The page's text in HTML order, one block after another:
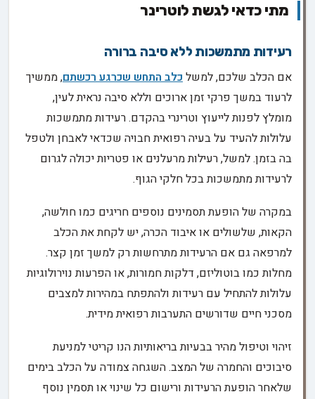
מתי כדאי לגשת לוטרינר
רעידות מתמשכות ללא סיבה ברורה
אם הכלב שלכם, למשלכלב התחש שכרגע רכשתם, ממשיך
לרעוד במשך פרקי זמן ארוכים וללא סיבה נראית לעין,
מומלץ לפנות לייעוץ וטרינרי בהקדם. רעידות מתמשכות
עלולות להעיד על בעיה רפואית חבויה שכדאי לאבחן ולטפל
בה בזמן. למשל, רעילות מרעלנים או פטריות יכולה לגרום
לרעידות מתמשכות בכל חלקי הגוף.
במקרה של הופעת תסמינים נוספים חריגים כמו חולשה,
הקאות, שלשולים או איבוד הכרה, יש לקחת את הכלב
למרפאה גם אם הרעידות מתרחשות רק למשך זמן קצר.
מחלות כמו בוטוליזם, דלקות חמורות, או הפרעות נוירולוגיות
עלולות להתחיל עם רעידות ולהתפתח במהירות למצבים
מסכני חיים שדורשים התערבות רפואית מידית.
זיהוי וטיפול מהיר בבעיות בריאותיות הנו קריטי למניעת
סיבוכים והחמרה של המצב. השגחה צמודה על הכלב בימים
שלאחר הופעת הרעידות ורישום כל שינוי או תסמין נוסף